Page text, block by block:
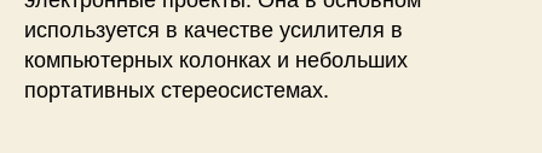
ь
L
используется в качестве усилителя в
компьютерных колонках и небольших
портативных стереосистемах.